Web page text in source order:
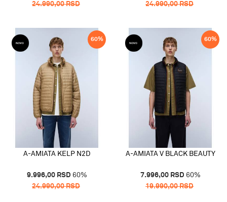
24.990,00RSD
24.990,00RSD
60%
A-AMIATA KELP N2D
9.996,00 RSD 60%
24.990,00RSD
60%
A-AMIATA V BLACK BEAUTY
7.996,00 RSD 60%
19.990,00RSD